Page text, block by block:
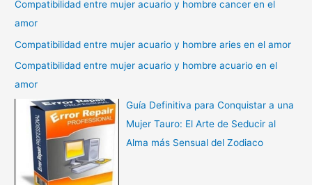
Compatibilidad entre mujer acuario y hombre cancer en el
amor
Compatibilidad entre mujer acuario y hombre aries en el amor
Compatibilidad entre mujer acuario y hombre acuario en el
amor
Guía Definitiva para Conquistar a una
Mujer Tauro: El Arte de Seducir al
Alma más Sensual del Zodiaco